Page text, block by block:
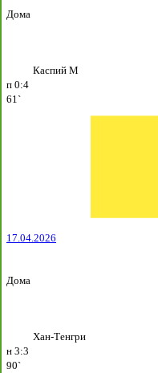
Дома
Каспий М
п 0:4
61`
17.04.2026
Дома
Хан-Тенгри
н 3:3
90`